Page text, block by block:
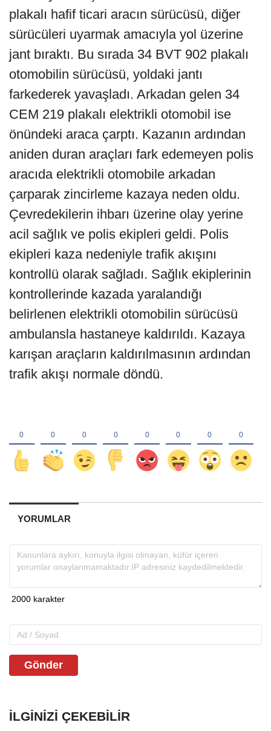
plakalı hafif ticari aracın sürücüsü, diğer
sürücüleri uyarmak amacıyla yol üzerine
jant bıraktı. Bu sırada 34 BVT 902 plakalı
otomobilin sürücüsü, yoldaki jantı
farkederek yavaşladı. Arkadan gelen 34
CEM 219 plakalı elektrikli otomobil ise
önündeki araca çarptı. Kazanın ardından
aniden duran araçları fark edemeyen polis
aracıda elektrikli otomobile arkadan
çarparak zincirleme kazaya neden oldu.
Çevredekilerin ihbarı üzerine olay yerine
acil sağlık ve polis ekipleri geldi. Polis
ekipleri kaza nedeniyle trafik akışını
kontrollü olarak sağladı. Sağlık ekiplerinin
kontrollerinde kazada yaralandığı
belirlenen elektrikli otomobilin sürücüsü
ambulansla hastaneye kaldırıldı. Kazaya
karışan araçların kaldırılmasının ardından
trafik akışı normale döndü.
YORUMLAR
Gönder
İLGINIZI ÇEKEBILIR